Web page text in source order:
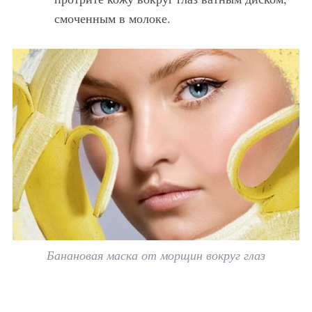
смоченным в молоке.
Банановая маска от морщин вокруг глаз